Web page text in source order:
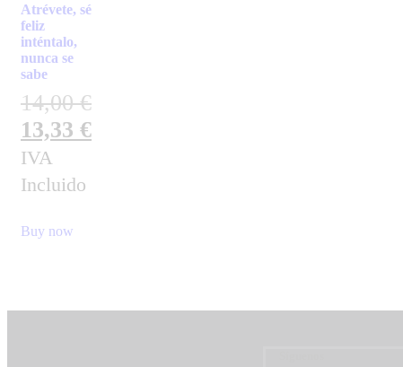
Atrévete, sé
feliz
inténtalo,
nunca se
sabe
14,00€
13,33 €
IVA
Incluido
Buy now